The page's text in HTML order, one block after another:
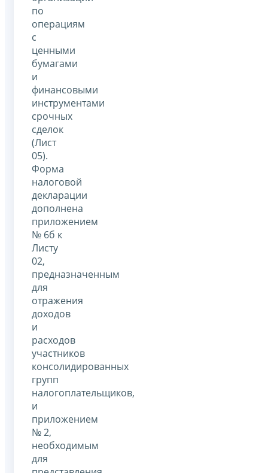
по
операциям
с
ценными
бумагами
и
финансовыми
инструментами
срочных
сделок
(Лист
05).
Форма
налоговой
декларации
дополнена
приложением
№ 6б к
Листу
02,
предназначенным
для
отражения
доходов
и
расходов
участников
консолидированных
групп
налогоплательщиков,
и
приложением
№ 2,
необходимым
для